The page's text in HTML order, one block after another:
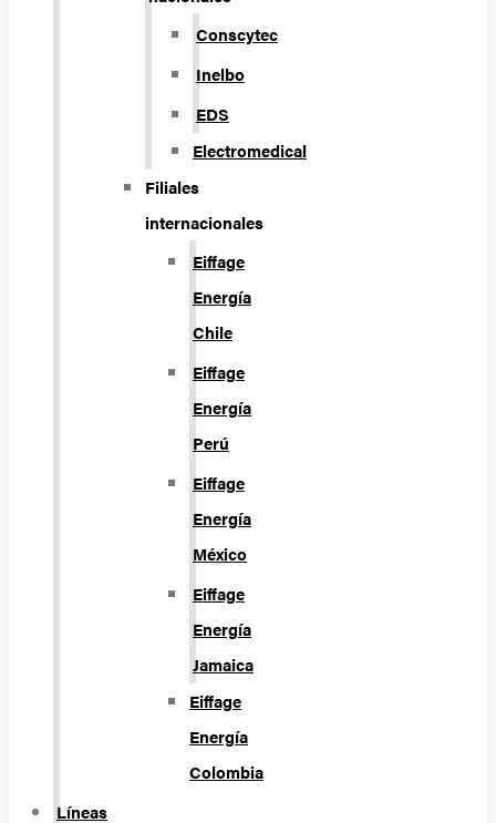
Conscytec
Inelbo
EDS
Electromedical
Filiales
internacionales
Eiffage
Energía
Chile
Eiffage
Energía
Perú
Eiffage
Energía
México
Eiffage
Energía
Jamaica
Eiffage
Energía
Colombia
Líneas